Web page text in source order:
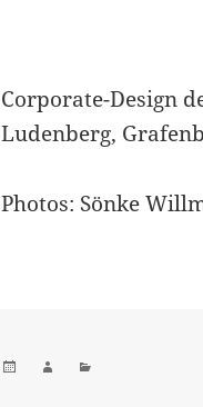
Corporate-Design
Ludenberg,
Photos: Sönke
Veröffentlicht
Autor